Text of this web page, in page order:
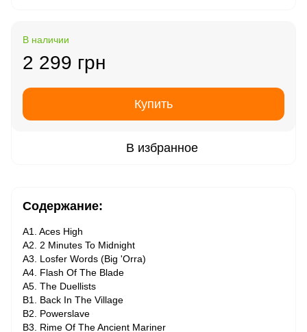
В наличии
2 299 грн
Купить
В избранное
Содержание:
A1. Aces High
A2. 2 Minutes To Midnight
A3. Losfer Words (Big 'Orra)
A4. Flash Of The Blade
A5. The Duellists
B1. Back In The Village
B2. Powerslave
B3. Rime Of The Ancient Mariner